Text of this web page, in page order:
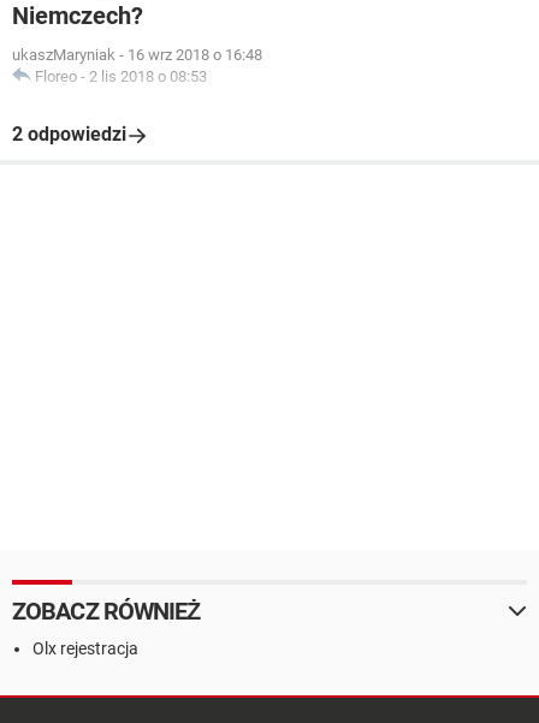
Niemczech?
ukaszMaryniak - 16 wrz 2018 o 16:48
Floreo - 2 lis 2018 o 08:53
2 odpowiedzi
ZOBACZ RÓWNIEŻ
Olx rejestracja